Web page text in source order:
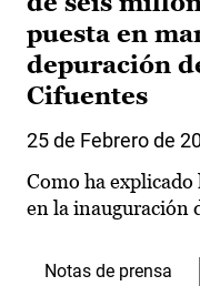
puesta en
depuración
Cifuentes
25 de Febrero de
Como ha
en la inauguración
Notas de prensa